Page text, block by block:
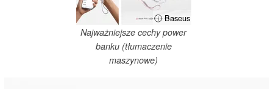
ⓘ Baseus
Najważniejsze cechy power
banku (tłumaczenie
maszynowe)